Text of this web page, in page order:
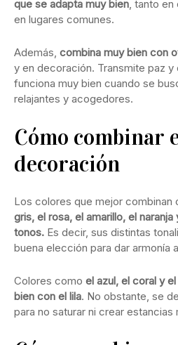
que se adapta muy bien, tanto en
en lugares comunes.
Además, combina muy bien con
y en decoración. Transmite paz y
funciona muy bien cuando se
relajantes y acogedores.
Cómo combinar
decoración
Los colores que mejor combinan
gris, el rosa, el amarillo, el
tonos. Es decir, sus distintas
buena elección para dar armonía
Colores como el azul, el coral y
bien con el lila. No obstante, se
para no saturar ni crear estancias